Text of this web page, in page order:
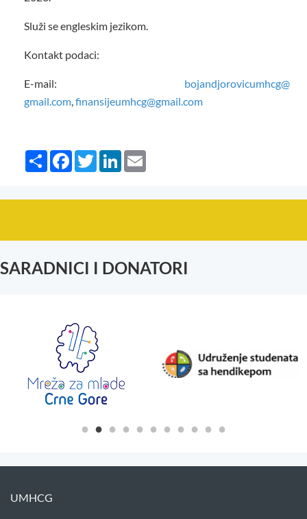
Služi se engleskim jezikom.
Kontakt podaci:
E-mail: bojandjorovicumhcg@
gmail.com,finansijeumhcg@gmail.com
Share FacebookTwitterLinkedIn
SARADNICI I DONATORI
UMHCG